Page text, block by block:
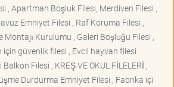
, Apartman Boşluk Filesi, Merdiven Filesi ,
Emniyet Filesi , Raf Koruma Filesi ,
Montajı Kurulumu , Galeri Boşluğu Filesi ,
güvenlik filesi , Evcil hayvan filesi
Filesi , KREŞ VE OKUL FİLELERİ ,
Durdurma Emniyet Filesi , Fabrika içi